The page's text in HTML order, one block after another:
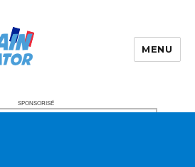
MENU
SPONSORISÉ